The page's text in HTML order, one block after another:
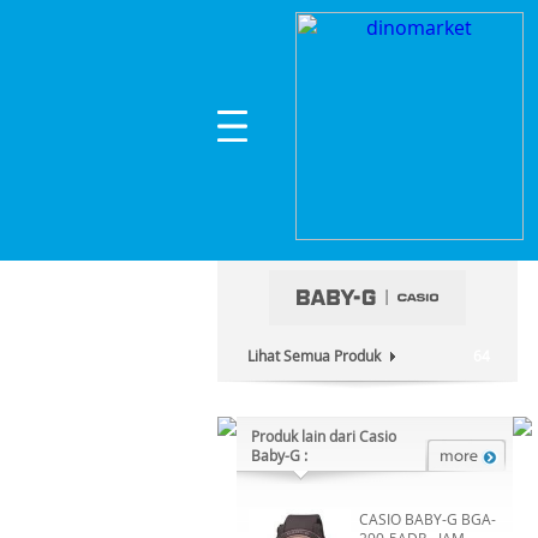
Home
CASIO BABY-G
Lihat Semua Produk
Produk lain dari Casio
Baby-G :
CASIO BABY-G BGA-